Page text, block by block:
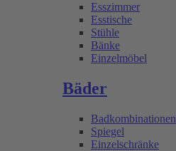
Esszimmer
Esstische
Stühle
Bänke
Einzelmöbel
Bäder
Badkombinationen
Spiegel
Einzelschränke